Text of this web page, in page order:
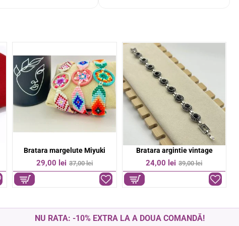
-50%
Bratara colorata pe snur
6,00 lei 12,00 lei
-14%
Bratara Cruce otel inoxidabil
37,00 lei 43,00 lei
NU RATA: -10% EXTRA LA A DOUA COMANDĂ!